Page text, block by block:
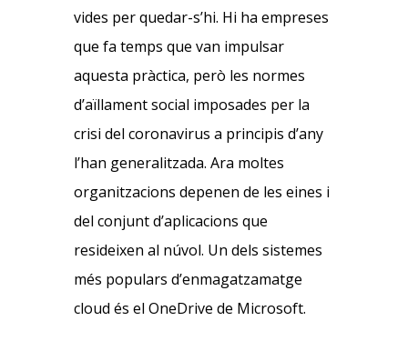
vides per quedar-s’hi. Hi ha empreses
que fa temps que van impulsar
aquesta pràctica, però les normes
d’aïllament social imposades per la
crisi del coronavirus a principis d’any
l’han generalitzada. Ara moltes
organitzacions depenen de les eines i
del conjunt d’aplicacions que
resideixen al núvol. Un dels sistemes
més populars d’enmagatzamatge
cloud és el OneDrive de Microsoft.